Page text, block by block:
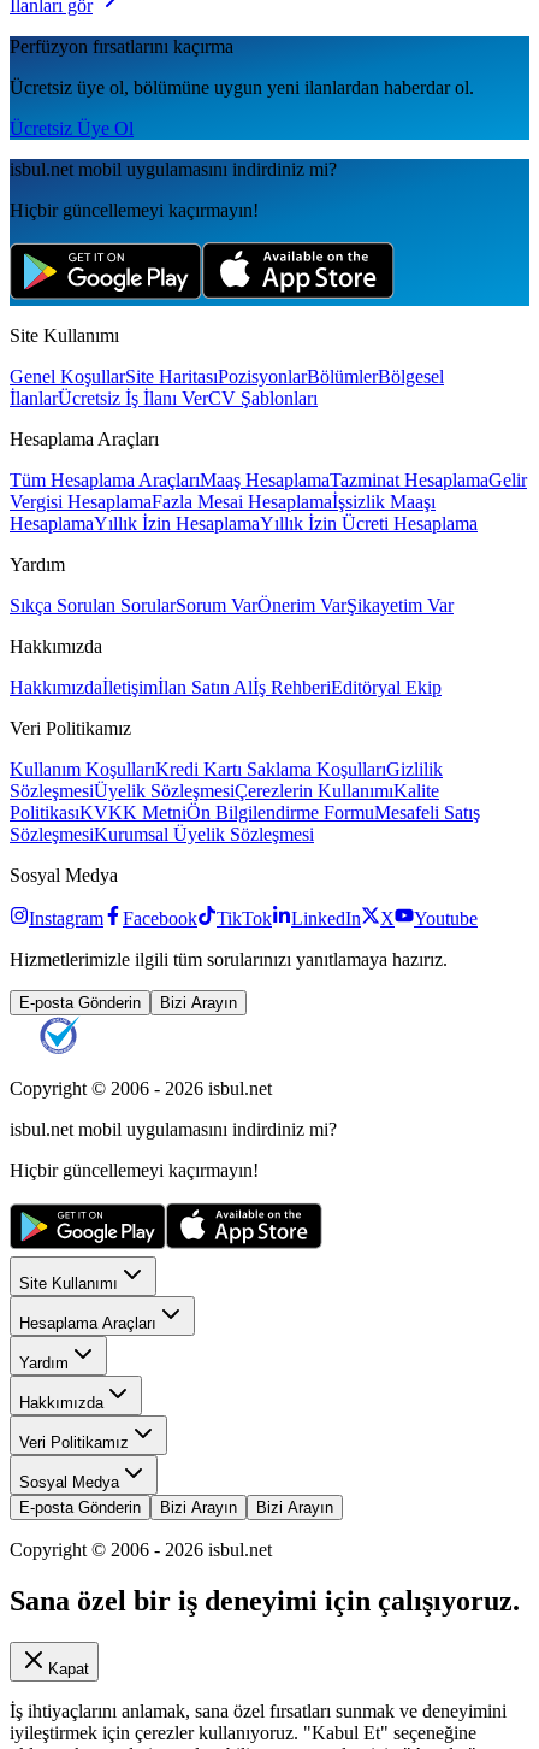
İlanları gör
Perfüzyon fırsatlarını kaçırma
Ücretsiz üye ol, bölümüne uygun yeni ilanlardan haberdar ol.
Ücretsiz Üye Ol
isbul.net mobil uygulamаsını indirdiniz mi?
Hiçbir güncellemeyi kaçırmayın!
Site Kullanımı
Genel KoşullarSite HaritasıPozisyonlarBölümlerBölgesel
İlanlarÜcretsiz İş İlanı VerCV Şablonları
Hesaplama Araçları
Tüm Hesaplama AraçlarıMaaş HesaplamaTazminat HesaplamaGelir
Vergisi HesaplamaFazla Mesai Hesaplamaİşsizlik Maaşı
HesaplamaYıllık İzin HesaplamaYıllık İzin Ücreti Hesaplama
Yardım
Sıkça Sorulan SorularSorum VarÖnerim VarŞikayetim Var
Hakkımızda
Hakkımızdaİletişimİlan Satın Alİş RehberiEditöryal Ekip
Veri Politikamız
Kullanım KoşullarıKredi Kartı Saklama KoşullarıGizlilik
SözleşmesiÜyelik SözleşmesiÇerezlerin KullanımıKalite
PolitikasıKVKK MetniÖn Bilgilendirme FormuMesafeli Satış
SözleşmesiKurumsal Üyelik Sözleşmesi
Sosyal Medya
Instagram Facebook TikTok LinkedIn X
Youtube
Hizmetlerimizle ilgili tüm sorularınızı yanıtlamaya hazırız.
E-posta Gönderin Bizi Arayın
Copyright © 2006 - 2026 isbul.net
isbul.net mobil uygulamasını indirdiniz mi?
Hiçbir güncellemeyi kaçırmayın!
Site Kullanımı
Hesaplama Araçları
Yardım
Hakkımızda
Veri Politikamız
Sosyal Medya
E-posta Gönderin
Bizi Arayın Bizi Arayın
Copyright © 2006 - 2026 isbul.net
Sana özel bir iş deneyimi için çalışıyoruz.
Kapat
İş ihtiyaçlarını anlamak, sana özel fırsatları sunmak ve deneyimini
iyileştirmek için çerezler kullanıyoruz. "Kabul Et" seçeneğine